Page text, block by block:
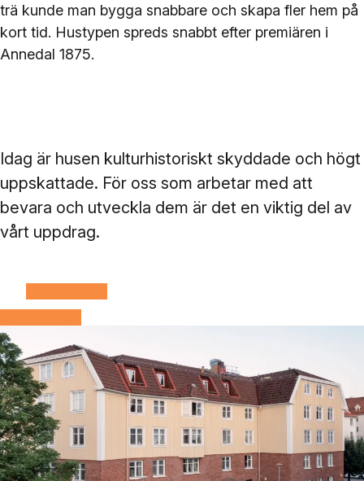
trä kunde man bygga snabbare och skapa fler hem på
kort tid. Hustypen spreds snabbt efter premiären i
Annedal 1875.
Idag är husen kulturhistoriskt skyddade och högt
uppskattade. För oss som arbetar med att
bevara och utveckla dem är det en viktig del av
vårt uppdrag.